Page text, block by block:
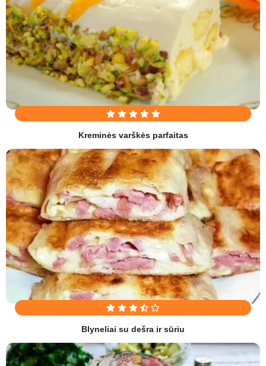
Kreminės varškės parfaitas
Blyneliai su dešra ir sūriu